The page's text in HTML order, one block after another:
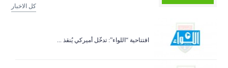
كل الاخبار
افتتاحية “اللواء”: تدخّل أميركي يُنقذ ...